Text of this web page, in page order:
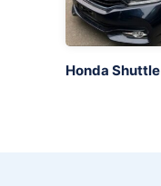
Honda Shuttle